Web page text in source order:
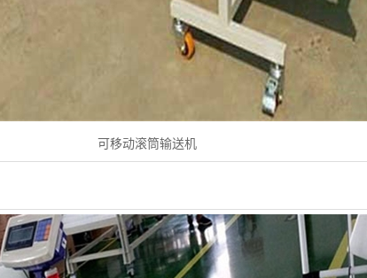
可移动滚筒输送机